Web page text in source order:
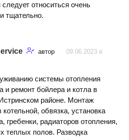
относиться очень
тщательно.
автор
09.06.2023 в
системы отопления
и ремонт бойлера и котла в
районе. Монтаж
обвязка, установка
гребенки, радиаторов отопления,
теплых полов. Разводка